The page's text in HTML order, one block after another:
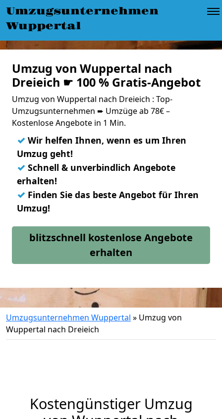
Umzugsunternehmen
Wuppertal
Umzug von Wuppertal nach
Dreieich ☛ 100 % Gratis-Angebot
Umzug von Wuppertal nach Dreieich : Top-
Umzugsunternehmen ➨ Umzüge ab 78€ –
Kostenlose Angebote in 1 Min.
✓ Wir helfen Ihnen, wenn es um Ihren
Umzug geht!
✓ Schnell & unverbindlich Angebote
erhalten!
✓ Finden Sie das beste Angebot für Ihren
Umzug!
blitzschnell kostenlose Angebote
erhalten
Umzugsunternehmen Wuppertal » Umzug von
Wuppertal nach Dreieich
Kostengünstiger Umzug